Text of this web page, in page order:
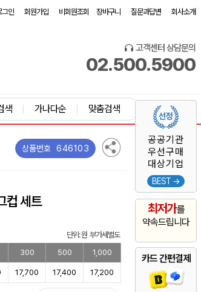
그인 회원가입 비회원조회 장바구니 질문과답변 회사소개
고객센터 상담문의
02.500.5900
공공기관
우선구매
대상기업
BEST →
최저가를
약속드립니다
카드 간편결제
색 가나다순 맞춤검색
상품번호 646103
컵 세트
단위: 원 부가세별도
300 500 1,000
17,700 17,400 17,200